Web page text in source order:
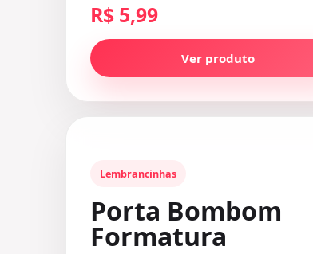
R$ 5,99
Ver produto
Lembrancinhas
Porta Bombom
Formatura